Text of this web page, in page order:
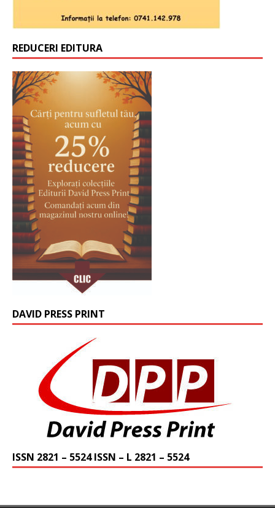
REDUCERI EDITURA
DAVID PRESS PRINT
ISSN 2821 – 5524 ISSN – L 2821 – 5524